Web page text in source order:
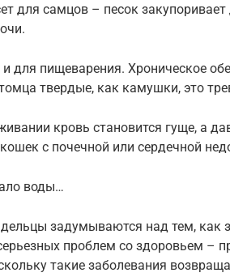
для самцов – песок
для пищеварения. Хроническое
твердые, как камушки, это
кровь становится гуще, а
с почечной или сердечной
воды…
задумываются над тем, как
проблем со здоровьем –
такие заболевания